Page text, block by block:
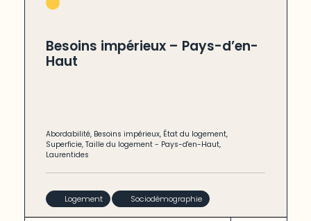
Besoins impérieux – Pays-d’en-
Haut
Abordabilité, Besoins impérieux, État du logement,
Superficie,Taille du logement - Pays-d'en-Haut,
Laurentides
Logement Sociodémographie